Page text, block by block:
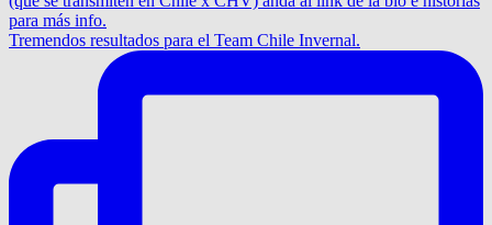
Tremendos resultados para el Team Chile Invernal.